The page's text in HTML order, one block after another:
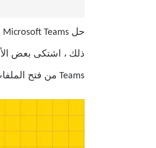
Teams من فتح الملفات في تطبيق سطح المكتب.